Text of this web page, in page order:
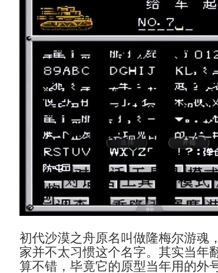
初代沙漠之舟原名叫做隆梅尔游魂
家并不太习惯这个名字。其实当年
算不错，毕竟它的原型当年用的外